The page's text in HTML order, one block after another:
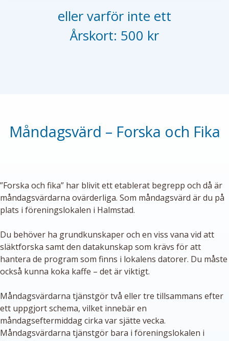
eller varför inte ett
Årskort: 500 kr
Måndagsvärd – Forska och Fika
”Forska och fika” har blivit ett etablerat begrepp och då är
måndagsvärdarna ovärderliga. Som måndagsvärd är du på
plats i föreningslokalen i Halmstad.
Du behöver ha grundkunskaper och en viss vana vid att
släktforska samt den datakunskap som krävs för att
hantera de program som finns i lokalens datorer. Du måste
också kunna koka kaffe – det är viktigt.
Måndagsvärdarna tjänstgör två eller tre tillsammans efter
ett uppgjort schema, vilket innebär en
måndagseftermiddag cirka var sjätte vecka.
Måndagsvärdarna tjänstgör bara i föreningslokalen i